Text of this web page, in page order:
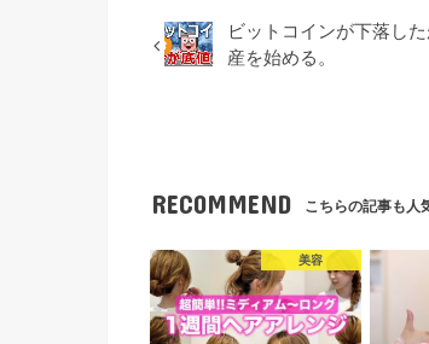
ビットコインが下落し
産を始める。
RECOMMEND こちらの記事も人
美容